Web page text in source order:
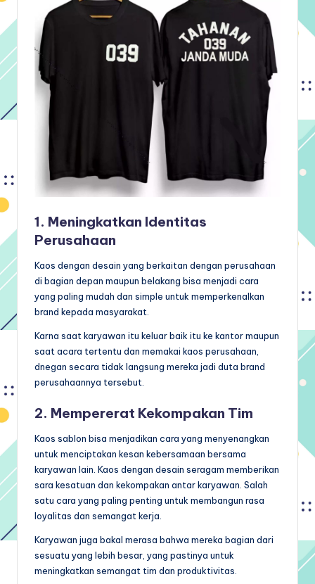
1. Meningkatkan Identitas
Perusahaan
Kaos dengan desain yang berkaitan dengan perusahaan
di bagian depan maupun belakang bisa menjadi cara
yang paling mudah dan simple untuk memperkenalkan
brand kepada masyarakat.
Karna saat karyawan itu keluar baik itu ke kantor maupun
saat acara tertentu dan memakai kaos perusahaan,
dnegan secara tidak langsung mereka jadi duta brand
perusahaannya tersebut.
2. Mempererat Kekompakan Tim
Kaos sablon bisa menjadikan cara yang menyenangkan
untuk menciptakan kesan kebersamaan bersama
karyawan lain. Kaos dengan desain seragam memberikan
sara kesatuan dan kekompakan antar karyawan. Salah
satu cara yang paling penting untuk membangun rasa
loyalitas dan semangat kerja.
Karyawan juga bakal merasa bahwa mereka bagian dari
sesuatu yang lebih besar, yang pastinya untuk
meningkatkan semangat tim dan produktivitas.